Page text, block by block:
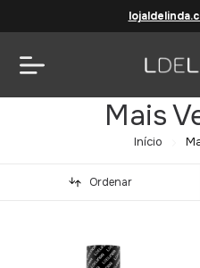
Mais
Início
Ordenar